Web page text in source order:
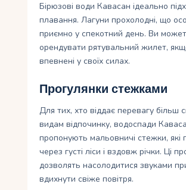
Бірюзові води Кавасан ідеально
плавання. Лагуни прохолодні, що
приємно у спекотний день. Ви
орендувати рятувальний жилет,
впевнені у своїх силах.
Прогулянки стежками
Для тих, хто віддає перевагу більш
видам відпочинку, водоспади
пропонують мальовничі стежки, які
через густі ліси і вздовж річки. Ці
дозволять насолодитися звуками
вдихнути свіже повітря.